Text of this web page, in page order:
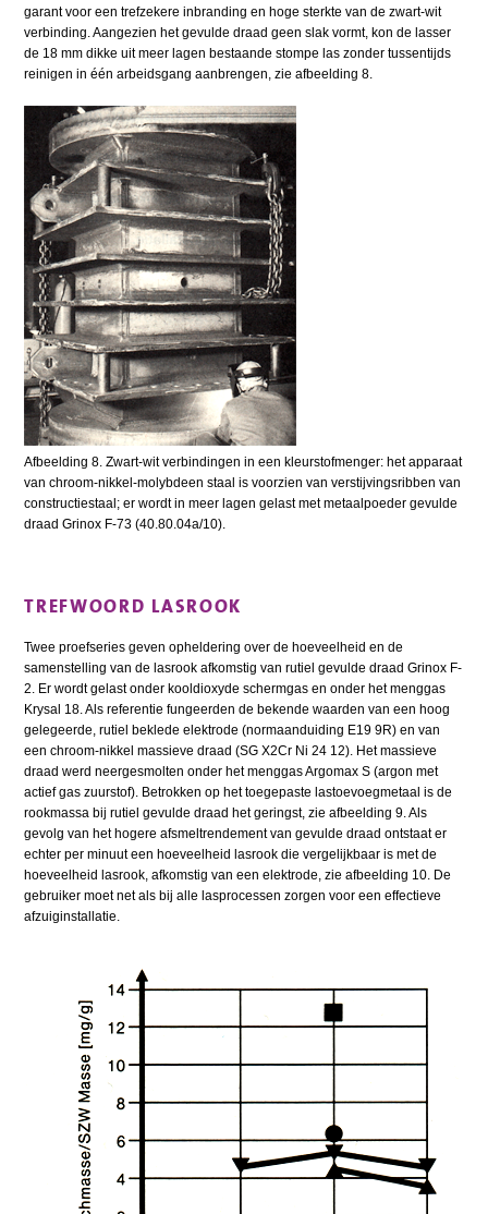
garant voor een trefzekere inbranding en hoge sterkte van de zwart-wit
verbinding. Aangezien het gevulde draad geen slak vormt, kon de lasser
de 18 mm dikke uit meer lagen bestaande stompe las zonder tussentijds
reinigen in één arbeidsgang aanbrengen, zie afbeelding 8.
Afbeelding 8. Zwart-wit verbindingen in een kleurstofmenger: het apparaat
van chroom-nikkel-molybdeen staal is voorzien van verstijvingsribben van
constructiestaal; er wordt in meer lagen gelast met metaalpoeder gevulde
draad Grinox F-73 (40.80.04a/10).
TREFWOORD LASROOK
Twee proefseries geven opheldering over de hoeveelheid en de
samenstelling van de lasrook afkomstig van rutiel gevulde draad Grinox F-
2. Er wordt gelast onder kooldioxyde schermgas en onder het menggas
Krysal 18. Als referentie fungeerden de bekende waarden van een hoog
gelegeerde, rutiel beklede elektrode (normaanduiding E19 9R) en van
een chroom-nikkel massieve draad (SG X2Cr Ni 24 12). Het massieve
draad werd neergesmolten onder het menggas Argomax S (argon met
actief gas zuurstof). Betrokken op het toegepaste lastoevoegmetaal is de
rookmassa bij rutiel gevulde draad het geringst, zie afbeelding 9. Als
gevolg van het hogere afsmeltrendement van gevulde draad ontstaat er
echter per minuut een hoeveelheid lasrook die vergelijkbaar is met de
hoeveelheid lasrook, afkomstig van een elektrode, zie afbeelding 10. De
gebruiker moet net als bij alle lasprocessen zorgen voor een effectieve
afzuiginstallatie.